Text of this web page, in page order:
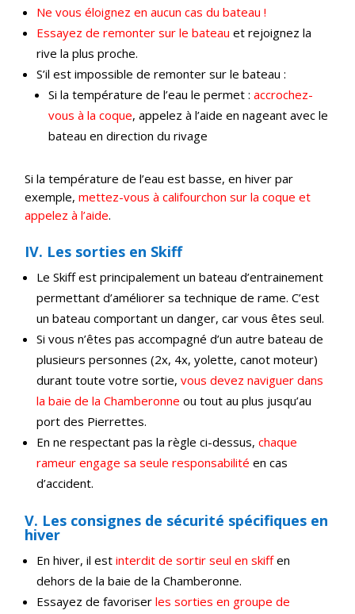
Ne vous éloignez en aucun cas du bateau !
Essayez de remonter sur le bateau et rejoignez la
rive la plus proche.
S’il est impossible de remonter sur le bateau :
Si la température de l’eau le permet : accrochez-
vous à la coque, appelez à l’aide en nageant avec le
bateau en direction du rivage
Si la température de l’eau est basse, en hiver par
exemple, mettez-vous à califourchon sur la coque et
appelez à l’aide.
IV. Les sorties en Skiff
Le Skiff est principalement un bateau d’entrainement
permettant d’améliorer sa technique de rame. C’est
un bateau comportant un danger, car vous êtes seul.
Si vous n’êtes pas accompagné d’un autre bateau de
plusieurs personnes (2x, 4x, yolette, canot moteur)
durant toute votre sortie, vous devez naviguer dans
la baie de la Chamberonne ou tout au plus jusqu’au
port des Pierrettes.
En ne respectant pas la règle ci-dessus, chaque
rameur engage sa seule responsabilité en cas
d’accident.
V. Les consignes de sécurité spécifiques en
hiver
En hiver, il est interdit de sortir seul en skiffen
dehors de la baie de la Chamberonne.
Essayez de favoriser les sorties en groupe de